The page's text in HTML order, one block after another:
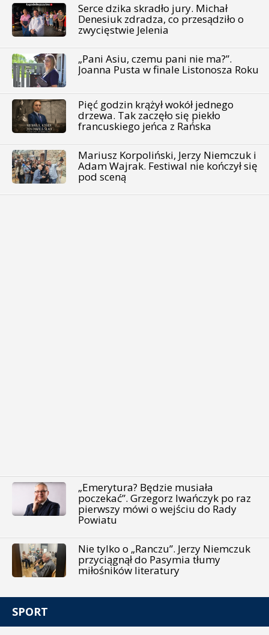
Serce dzika skradło jury. Michał
Denesiuk zdradza, co przesądziło o
zwycięstwie Jelenia
„Pani Asiu, czemu pani nie ma?”.
Joanna Pusta w finale Listonosza Roku
Pięć godzin krążył wokół jednego
drzewa. Tak zaczęło się piekło
francuskiego jeńca z Rańska
Mariusz Korpoliński, Jerzy Niemczuk i
Adam Wajrak. Festiwal nie kończył się
pod sceną
„Emerytura? Będzie musiała
poczekać”. Grzegorz Iwańczyk po raz
pierwszy mówi o wejściu do Rady
Powiatu
Nie tylko o „Ranczu”. Jerzy Niemczuk
przyciągnął do Pasymia tłumy
miłośników literatury
SPORT